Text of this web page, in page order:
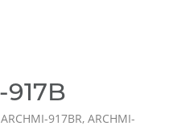
917BR, ARCHMI-